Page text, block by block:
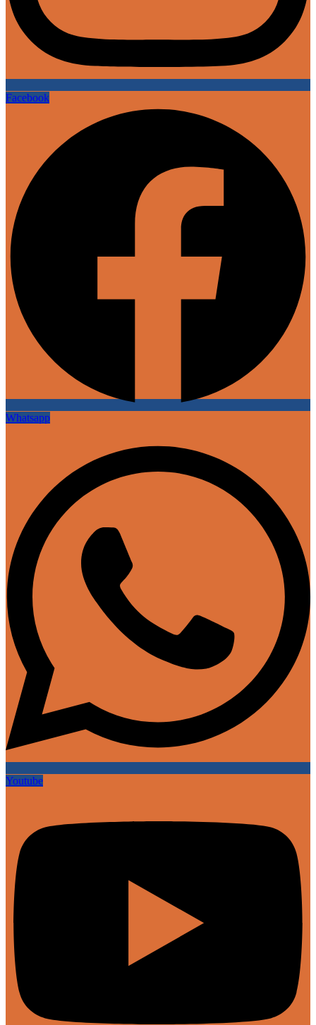
Facebook
Whatsapp
Youtube